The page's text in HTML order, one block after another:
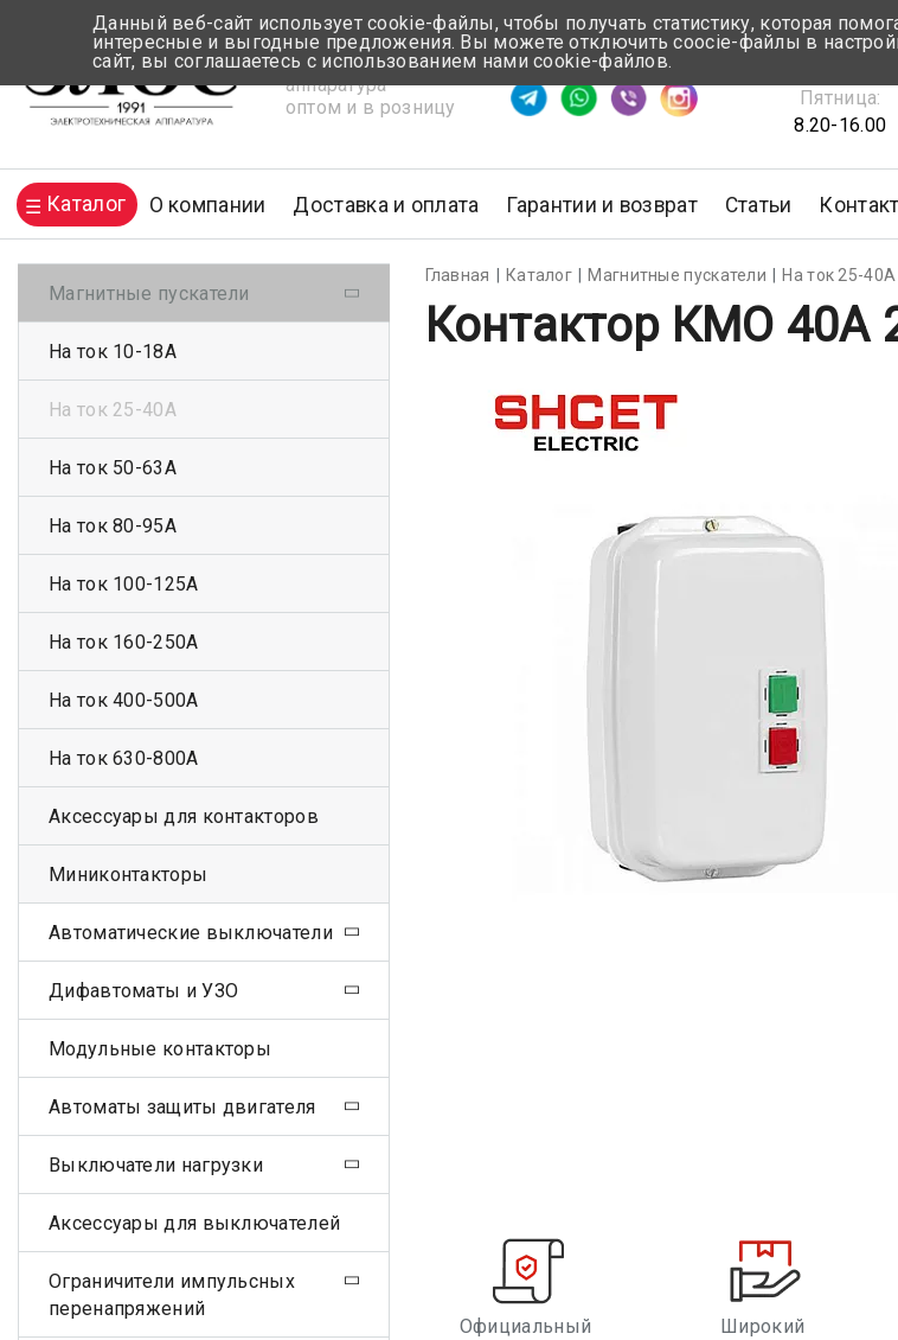
Электротехническая
аппаратура
оптом и в розницу
Время ответа ≈ 5 мин
Понедельник-
Пятница:
8.20-16.00
Каталог О компании Доставка и оплата Гарантии и возврат Статьи
Главная Каталог Магнитные пускатели На ток 25-40А
Контактор КМО 40А
Официальный
Широкий
Магнитные пускатели
На ток 10-18А
На ток 25-40А
На ток 50-63А
На ток 80-95А
На ток 100-125А
На ток 160-250А
На ток 400-500А
На ток 630-800А
Аксессуары для контакторов
Миниконтакторы
Автоматические выключатели
Дифавтоматы и УЗО
Модульные контакторы
Автоматы защиты двигателя
Выключатели нагрузки
Аксессуары для выключателей
Ограничители импульсных
перенапряжений
Данный веб-сайт использует cookie-файлы, чтобы получать статистику, которая
интересные и выгодные предложения. Вы можете отключить coocie-файлы в
сайт, вы соглашаетесь с использованием нами cookie-файлов.